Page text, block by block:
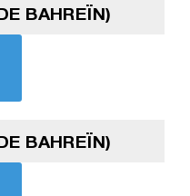
BAHREÏN)
BAHREÏN)